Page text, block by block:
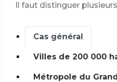
Il faut distinguer
Cas général
Villes de 200 000
Métropole du